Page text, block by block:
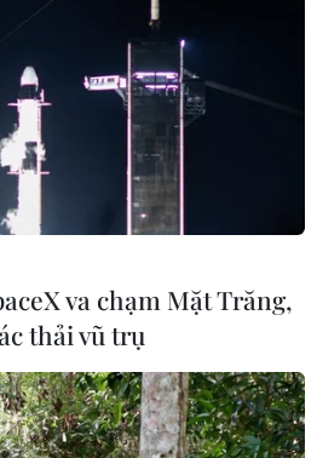
va chạm Mặt Trăng,
thải vũ trụ